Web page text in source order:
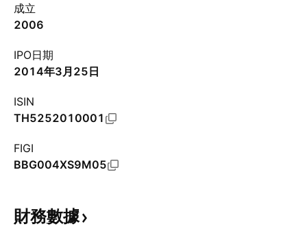
成立
2006
IPO日期
2014年3月25日
ISIN
TH5252010001
FIGI
BBG004XS9M05
財務數據